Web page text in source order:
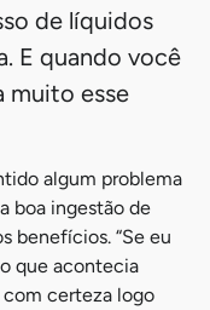
de líquidos
E quando você
muito esse
algum problema
boa ingestão de
benefícios. “Se eu
que acontecia
com certeza logo